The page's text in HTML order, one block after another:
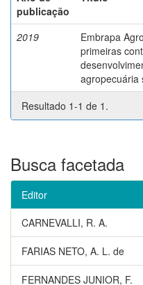
publicação
2019
Embrapa
primeiras
agropecuária
Resultado 1-1 de 1.
Busca facetada
Editor
CARNEVALLI, R. A.
FARIAS NETO, A. L. de
FERNANDES JUNIOR, F.